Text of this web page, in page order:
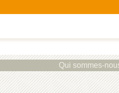
Qui sommes-